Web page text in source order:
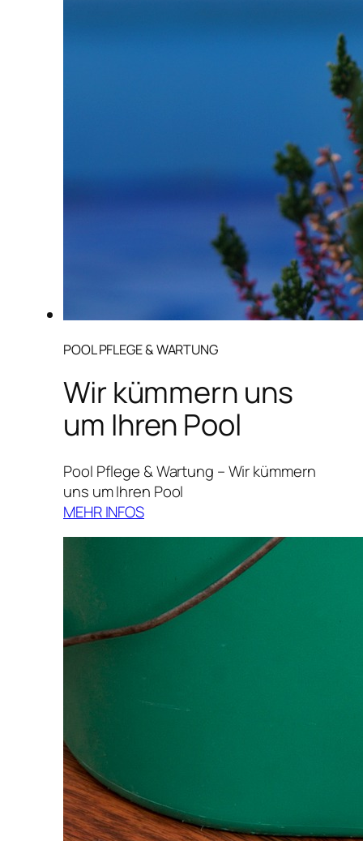
POOL PFLEGE & WARTUNG
Wir kümmern uns
um Ihren Pool
Pool Pflege & Wartung – Wir kümmern
uns um Ihren Pool
MEHR INFOS